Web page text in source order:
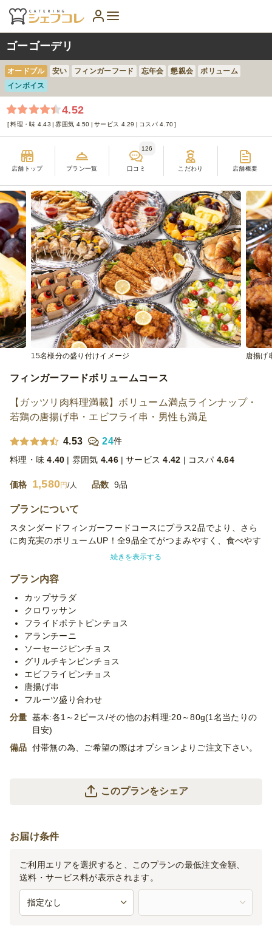
ゴーゴーデリ
オードブル 安い フィンガーフード 忘年会 懇親会
ボリューム
インボイス
4.52
料理・味 4.43 雰囲気 4.50 サービス 4.29 コスパ 4.70
店舗トップ プラン一覧 口コミ
126
こだわり 店舗概要
15名様分の盛り付けイメージ 唐揚げ
フィンガーフードボリュームコース
【ガッツリ肉料理満載】ボリューム満点ラインナップ・
若鶏の唐揚げ串・エビフライ串・男性も満足
4.53 24件
料理・味 4.40 雰囲気 4.46 サービス 4.42 コスパ 4.64
価格 1,580円/人 品数 9品
プランについて
スタンダードフィンガーフードコースにプラス2品でより、さら
に肉充実のボリュームUP！全9品全てがつまみやすく、食べやす
いサイズ。取り皿などを極力使いたくないスマートなパーティー
※使い捨て容器でお届けするデリバリープランです。
設置・配膳・撤収等のサービスはついておりません。
※メニューの入れ替え等プランのカスタマイズや『10名様ごと
に料理を分けて盛り付けてほしい』などの盛り分けも承っており
ますので、お気軽にご相談くださいませ。
※衛生上の観点より、オードブルの品質を守るため冷ました状態
でお届けいたします。
続きを表示する
プラン内容
カップサラダ
クロワッサン
フライドポテトピンチョス
アランチーニ
ソーセージピンチョス
グリルチキンピンチョス
エビフライピンチョス
唐揚げ串
フルーツ盛り合わせ
分量 基本:各1～2ピース/その他のお料理:20～80g(1名当たりの
目安)
備品 付帯無の為、ご希望の際はオプションよりご注文下さい。
このプランをシェア
お届け条件
ご利用エリアを選択すると、このプランの最低注文金額、
送料・サービス料が表示されます。